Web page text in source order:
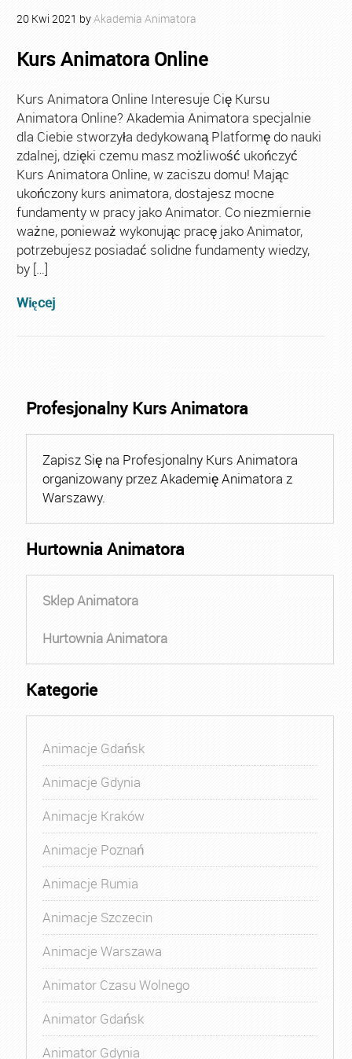
20 Kwi 2021 byAkademia Animatora
Kurs Animatora Online
Kurs Animatora Online Interesuje Cię Kursu
Animatora Online? Akademia Animatora specjalnie
dla Ciebie stworzyła dedykowaną Platformę do nauki
zdalnej, dzięki czemu masz możliwość ukończyć
Kurs Animatora Online, w zaciszu domu! Mając
ukończony kurs animatora, dostajesz mocne
fundamenty w pracy jako Animator. Co niezmiernie
ważne, ponieważ wykonując pracę jako Animator,
potrzebujesz posiadać solidne fundamenty wiedzy,
by […]
Więcej
Profesjonalny Kurs Animatora
Zapisz Się na Profesjonalny Kurs Animatora
organizowany przez Akademię Animatora z
Warszawy.
Hurtownia Animatora
Sklep Animatora
Hurtownia Animatora
Kategorie
Animacje Gdańsk
Animacje Gdynia
Animacje Kraków
Animacje Poznań
Animacje Rumia
Animacje Szczecin
Animacje Warszawa
Animator Czasu Wolnego
Animator Gdańsk
Animator Gdynia